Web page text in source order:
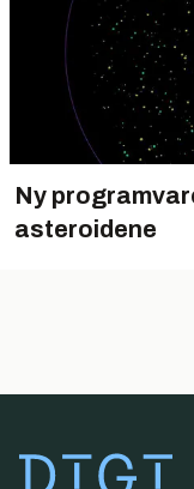
Ny
asteroidene